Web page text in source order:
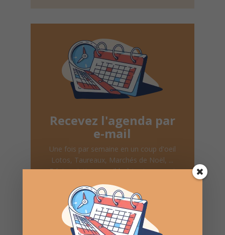
Recevez l'agenda par
e-mail
Une fois par semaine en un coup d'oeil
Lotos, Taureaux, Marchés de Noël, ...
Désinscription possible à tout moment